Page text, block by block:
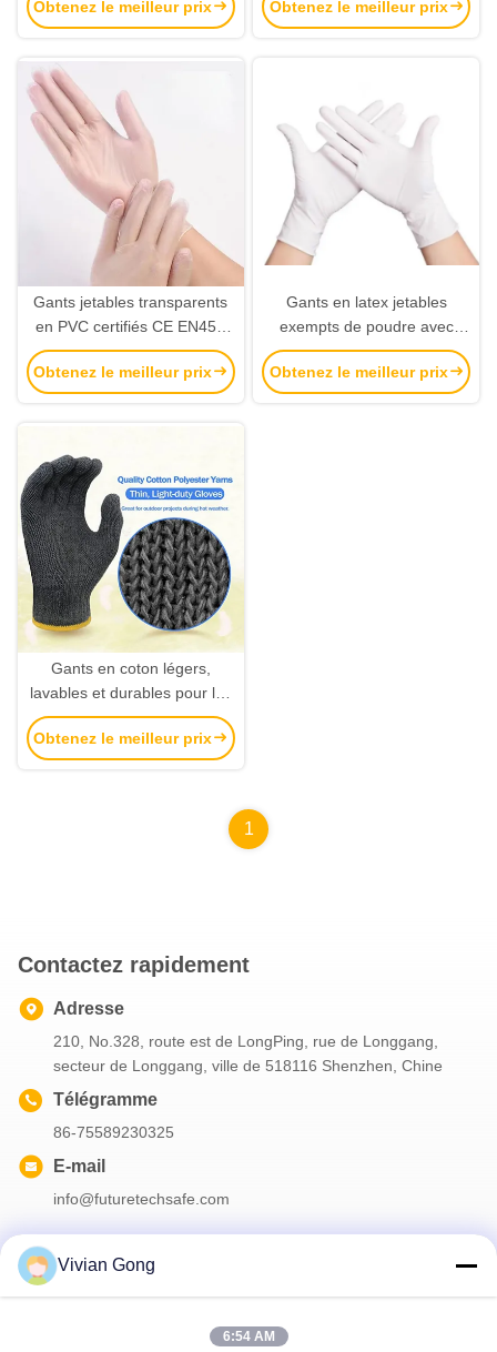
certifiés
Obtenez le meilleur prix
sécurité
Obtenez le meilleur prix
Gants jetables transparents
en PVC certifiés CE EN455
avec tailles personnalisables
pour les travaux de sécurité
Obtenez le meilleur prix
Gants en latex jetables
exempts de poudre avec
poignée texturée au bout des
doigts et certifiés CE EN455
Obtenez le meilleur prix
Gants en coton légers,
lavables et durables pour les
travaux de sécurité et une
utilisation industrielle
Obtenez le meilleur prix
1
Contactez rapidement
Adresse
210, No.328, route est de LongPing, rue de Longgang,
secteur de Longgang, ville de 518116 Shenzhen, Chine
Télégramme
86-75589230325
E-mail
info@futuretechsafe.com
Vivian Gong
6:54 AM